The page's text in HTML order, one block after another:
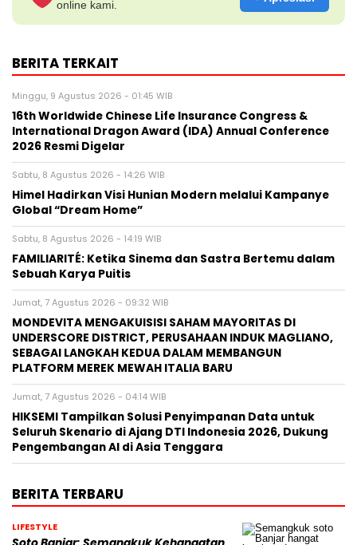
online kami.
BERITA TERKAIT
Minggu, 9 Agustus 2026 - 01:45 WIB
16th Worldwide Chinese Life Insurance Congress &
International Dragon Award (IDA) Annual Conference
2026 Resmi Digelar
Sabtu, 8 Agustus 2026 - 14:26 WIB
Himel Hadirkan Visi Hunian Modern melalui Kampanye
Global “Dream Home”
Sabtu, 8 Agustus 2026 - 14:19 WIB
FAMILIARITÉ: Ketika Sinema dan Sastra Bertemu dalam
Sebuah Karya Puitis
Jumat, 7 Agustus 2026 - 09:32 WIB
MONDEVITA MENGAKUISISI SAHAM MAYORITAS DI
UNDERSCORE DISTRICT, PERUSAHAAN INDUK MAGLIANO,
SEBAGAI LANGKAH KEDUA DALAM MEMBANGUN
PLATFORM MEREK MEWAH ITALIA BARU
Jumat, 7 Agustus 2026 - 04:14 WIB
HIKSEMI Tampilkan Solusi Penyimpanan Data untuk
Seluruh Skenario di Ajang DTI Indonesia 2026, Dukung
Pengembangan AI di Asia Tenggara
BERITA TERBARU
LIFESTYLE